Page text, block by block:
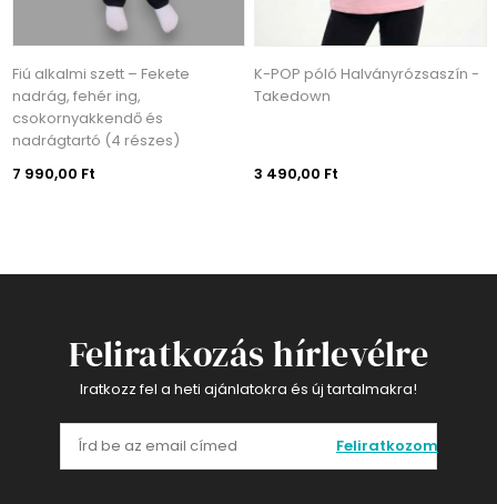
Fiú alkalmi szett – Fekete
nadrág, fehér ing,
csokornyakkendő és
nadrágtartó (4 részes)
7 990,00 Ft
K-POP póló Halványrózsaszín -
Takedown
3 490,00 Ft
Feliratkozás hírlevélre
Iratkozz fel a heti ajánlatokra és új tartalmakra!
Feliratkozom